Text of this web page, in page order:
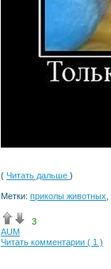
( Читать дальше )
Метки: приколы животных
3
AUM
Читать комментарии ( 1 )